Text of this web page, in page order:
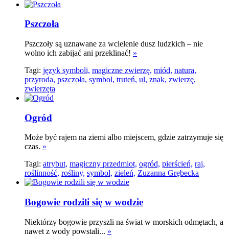
Pszczoła
Pszczoły są uznawane za wcielenie dusz ludzkich – nie
wolno ich zabijać ani przeklinać! »
Tagi: język symboli, magiczne zwierzę, miód, natura,
przyroda, pszczoła, symbol, truteń, ul, znak, zwierzę,
zwierzęta
Ogród
Może być rajem na ziemi albo miejscem, gdzie zatrzymuje się
czas. »
Tagi: atrybut, magiczny przedmiot, ogród, pierścień, raj,
roślinność, rośliny, symbol, zieleń, Zuzanna Grębecka
Bogowie rodzili się w wodzie
Niektórzy bogowie przyszli na świat w morskich odmętach, a
nawet z wody powstali... »